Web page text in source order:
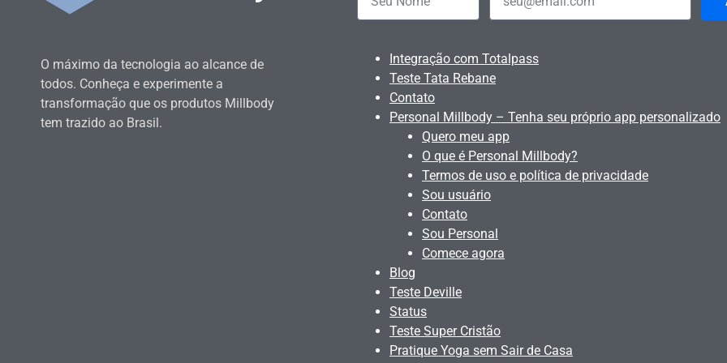
O máximo da tecnologia ao alcance de
todos. Conheça e experimente a
transformação que os produtos Millbody
tem trazido ao Brasil.
Integração com Totalpass
Teste Tata Rebane
Contato
Personal Millbody – Tenha seu próprio app personalizado
Quero meu app
O que é Personal Millbody?
Termos de uso e política de privacidade
Sou usuário
Contato
Sou Personal
Comece agora
Blog
Teste Deville
Status
Teste Super Cristão
Pratique Yoga sem Sair de Casa